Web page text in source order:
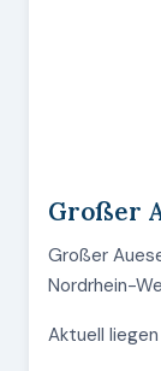
Großer
Großer
Nordrhein-
Aktuell